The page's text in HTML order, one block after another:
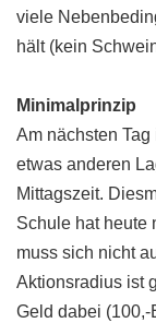
viele
hält (kein
Minimalprinzip
Am nächsten
etwas anderen
Mittagszeit.
Schule hat heute
muss sich nicht
Aktionsradius ist
Geld dabei